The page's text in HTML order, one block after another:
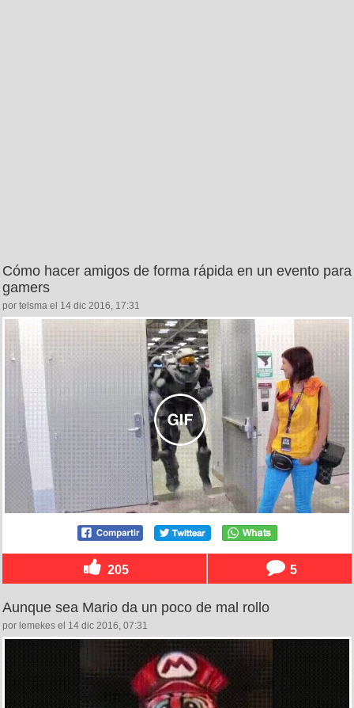
Cómo hacer amigos de forma rápida en un evento para
gamers
por telsma el 14 dic 2016, 17:31
205 5
Aunque sea Mario da un poco de mal rollo
por lemekes el 14 dic 2016, 07:31